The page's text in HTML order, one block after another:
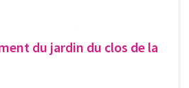
du jardin du clos de la